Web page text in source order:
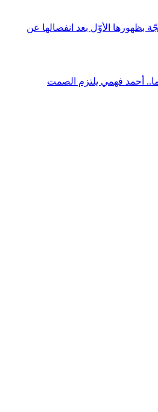
بظهورها الأوّل بعد انفصالها عن
أحمد فهمي يلتزم الصمت